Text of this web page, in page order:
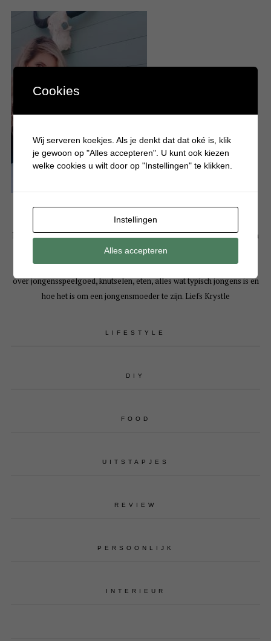
Hallo! Leuk dat je een kijkje komt nemen op mijn persoonlijke blog. Mijn
naam is Krystle en ben moeder van 3 drukke en eigenwijze jongens. Op
Batboy deel ik bijna dagelijks artikelen over gezellige dagjes uit, tips
over jongensspeelgoed, knutselen, eten, alles wat typisch jongens is en
hoe het is om een jongensmoeder te zijn. Liefs Krystle
LIFESTYLE
DIY
FOOD
UITSTAPJES
REVIEW
PERSOONLIJK
INTERIEUR
Cookies
Wij serveren koekjes. Als je denkt dat dat oké is, klik
je gewoon op "Alles accepteren". U kunt ook kiezen
welke cookies u wilt door op "Instellingen" te klikken.
Instellingen
Alles accepteren